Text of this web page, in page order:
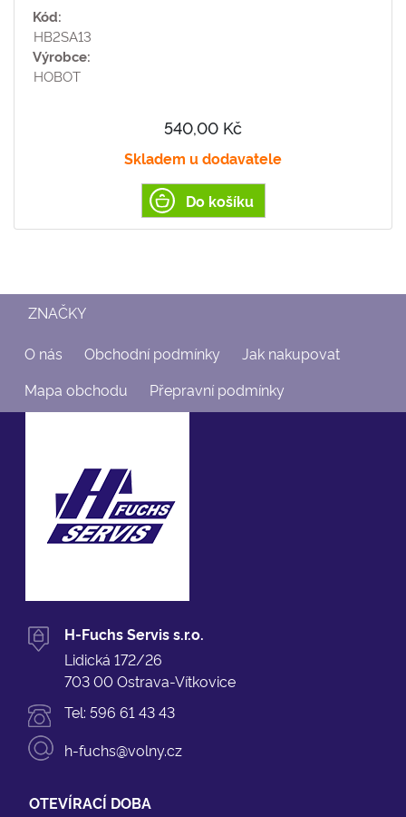
Kód:
HB2SA13
Výrobce:
HOBOT
540,00 Kč
Skladem u dodavatele
Do košíku
ZNAČKY
O nás Obchodní podmínky
Jak nakupovat
Mapa obchodu
Přepravní podmínky
H-Fuchs Servis s.r.o.
Lidická 172/26
703 00 Ostrava-Vítkovice
Tel: 596 61 43 43
h-fuchs@volny.cz
OTEVÍRACÍ DOBA